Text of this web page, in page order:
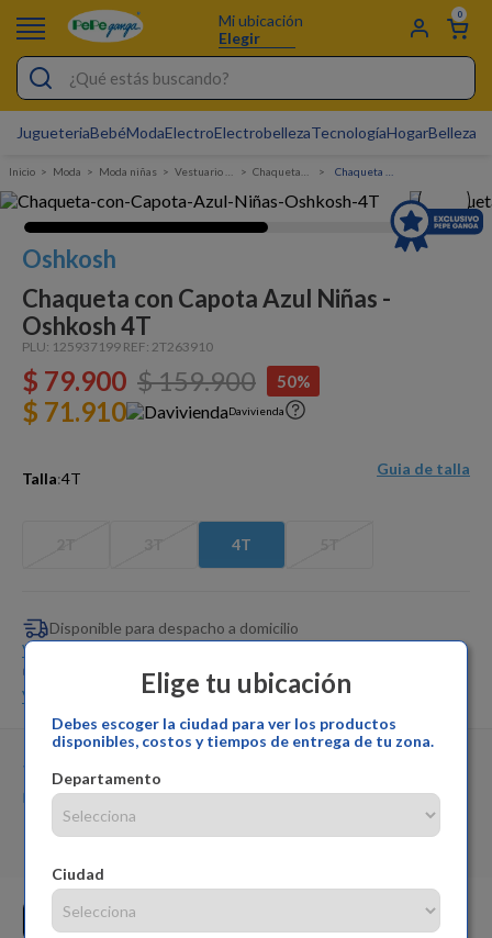
Mi ubicación
Elegir
0
¿Qué estás buscando?
JugueteriaBebéModaElectroElectrobellezaTecnologíaHogarBelleza
Elige tu ubicación
Debes escoger la ciudad para ver los productos
disponibles, costos y tiempos de entrega de tu zona.
Departamento
Ciudad
Moda Moda niñas Vestuario Exterior Niña Chaquetas Y Chalecos
Oshkosh
Chaqueta con Capota Azul Niñas -
Oshkosh 4T
PLU: 125937199 REF: 2T263910
$ 79.900 $159.900 50%
$ 71.910 Davivienda
Talla:4T
Guia de talla
4T
Disponible para despacho a domicilio
Ver más
Disponible para retiro en tienda
Ver más
Cambios y devoluciones:
Garantía del producto:Pepe Ganga
Pijamas
Electro
Figuras Toy Story
Carters
Cartas Pokemon
Silla Mecedora Bebé
Bebes